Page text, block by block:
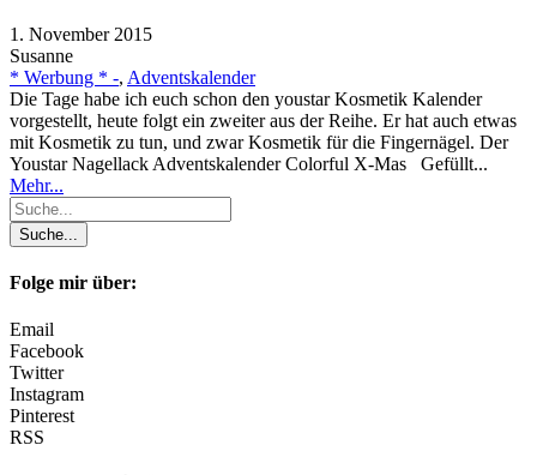
1. November 2015
Susanne
* Werbung * -, Adventskalender
Die Tage habe ich euch schon den youstar Kosmetik Kalender
vorgestellt, heute folgt ein zweiter aus der Reihe. Er hat auch etwas
mit Kosmetik zu tun, und zwar Kosmetik für die Fingernägel. Der
Youstar Nagellack Adventskalender Colorful X-Mas Gefüllt...
Mehr...
Folge mir über:
Email
Facebook
Twitter
Instagram
Pinterest
RSS